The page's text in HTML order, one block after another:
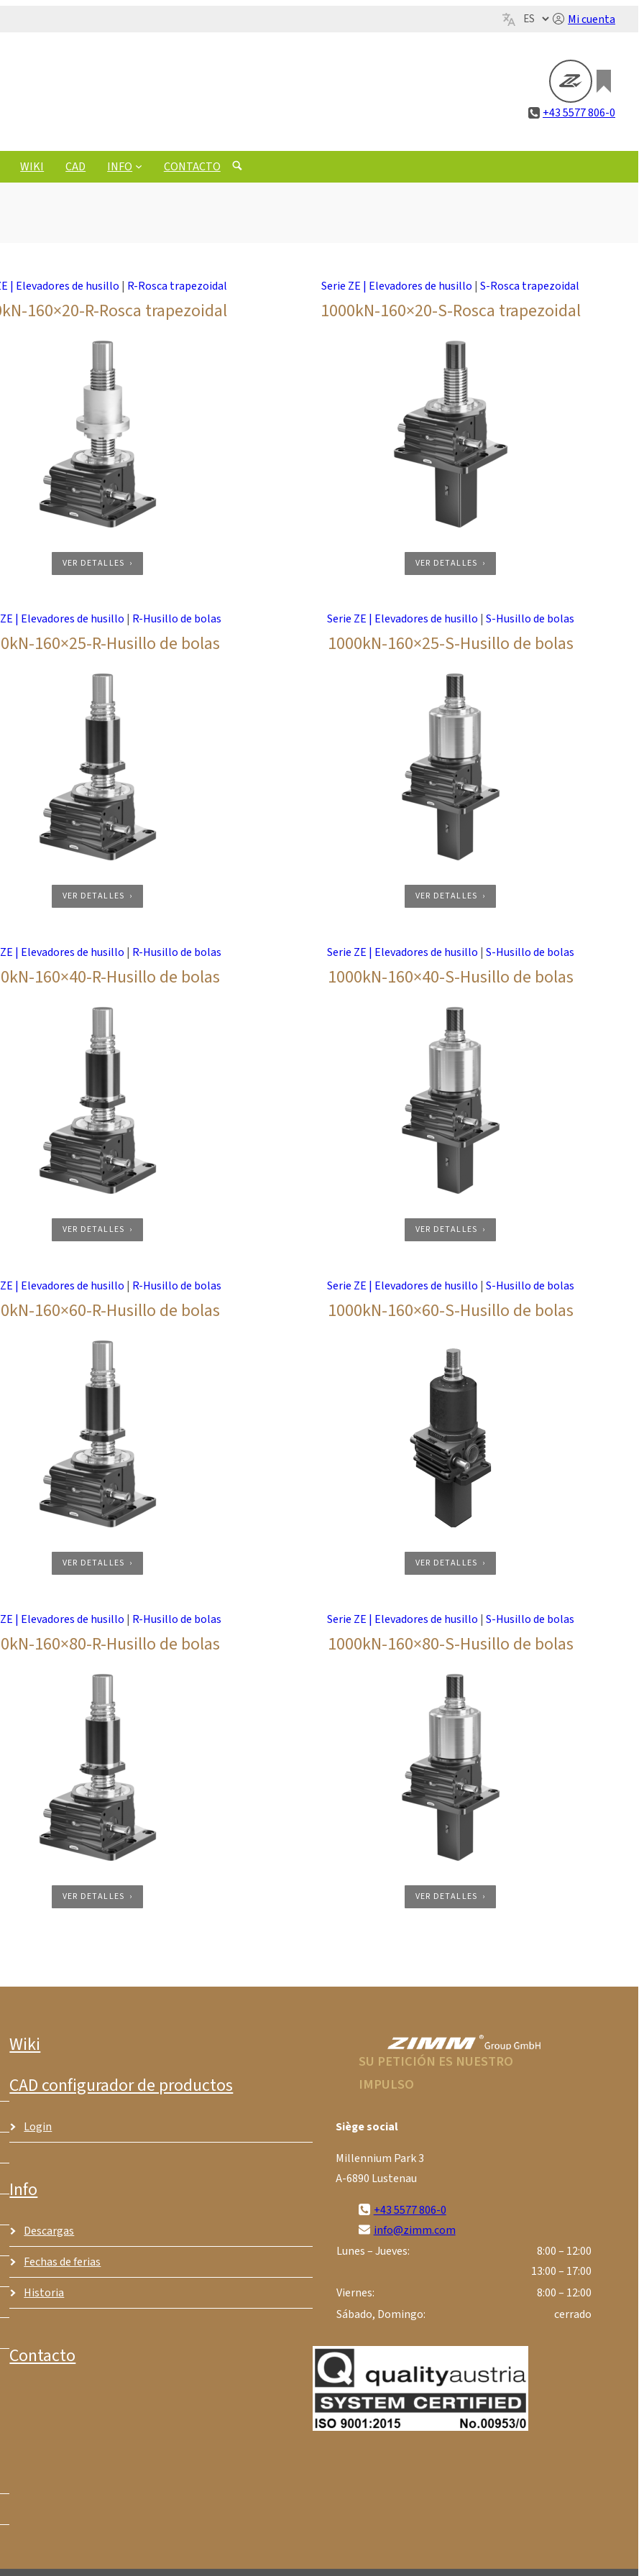
Mi cuenta
+43 5577 806-0
WIKI CAD INFO CONTACTO
| Elevadores de husillo | R-Rosca trapezoidal
160×20-R-Rosca trapezoidal
VER DETALLES
Serie ZE | Elevadores de husillo |S-Rosca trapezoidal
1000kN-160×20-S-Rosca trapezoidal
VER DETALLES
| Elevadores de husillo | R-Husillo de bolas
160×25-R-Husillo de bolas
VER DETALLES
Serie ZE | Elevadores de husillo | S-Husillo de bolas
1000kN-160×25-S-Husillo de bolas
VER DETALLES
| Elevadores de husillo | R-Husillo de bolas
160×40-R-Husillo de bolas
VER DETALLES
Serie ZE | Elevadores de husillo | S-Husillo de bolas
1000kN-160×40-S-Husillo de bolas
VER DETALLES
| Elevadores de husillo | R-Husillo de bolas
160×60-R-Husillo de bolas
VER DETALLES
Serie ZE | Elevadores de husillo | S-Husillo de bolas
1000kN-160×60-S-Husillo de bolas
VER DETALLES
| Elevadores de husillo | R-Husillo de bolas
160×80-R-Husillo de bolas
VER DETALLES
Serie ZE | Elevadores de husillo | S-Husillo de bolas
1000kN-160×80-S-Husillo de bolas
VER DETALLES
Wiki
CAD configurador de productos
Login
Info
Descargas
Fechas de ferias
Historia
Contacto
SU PETICIÓN ES NUESTRO
IMPULSO
Siège social
Millennium Park 3
A-6890 Lustenau
+43 5577 806-0
info@zimm.com
Lunes – Jueves:
8:00 – 12:00
13:00 – 17:00
Viernes:
8:00 – 12:00
Sábado, Domingo:
cerrado